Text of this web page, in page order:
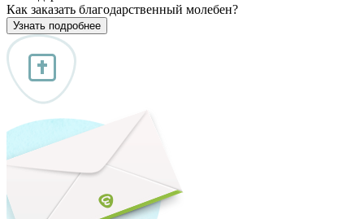
Как заказать благодарственный молебен?
Узнать подробнее